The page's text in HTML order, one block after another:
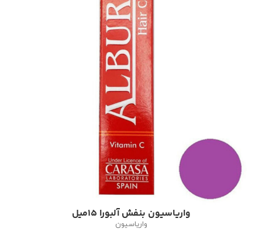
واریاسیون بنفش آلبورا 15میل
واریاسیون